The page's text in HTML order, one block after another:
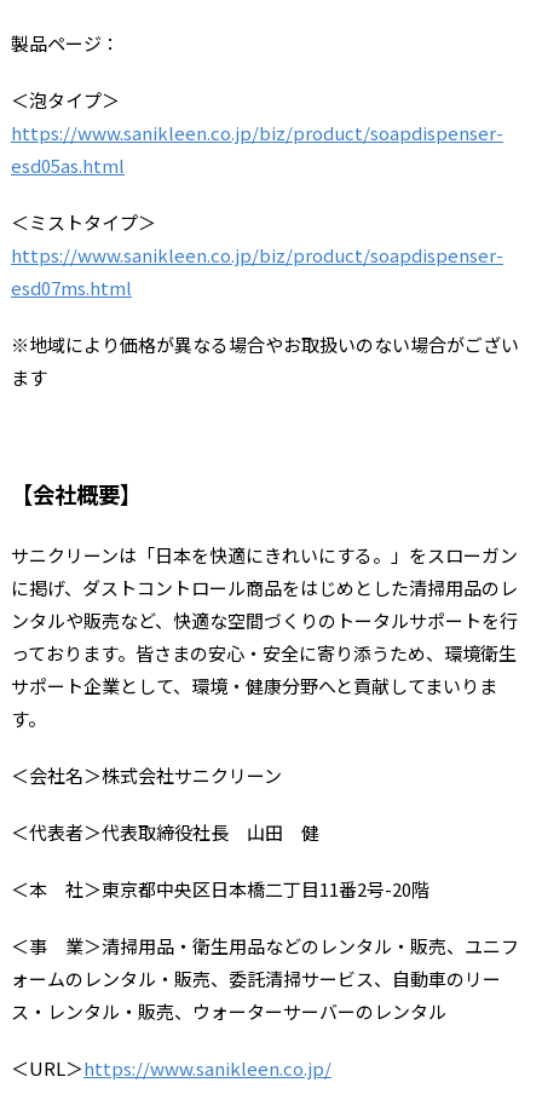
製品ページ：
＜泡タイプ＞
https://www.sanikleen.co.jp/biz/product/soapdispenser-
esd05as.html
＜ミストタイプ＞
https://www.sanikleen.co.jp/biz/product/soapdispenser-
esd07ms.html
※地域により価格が異なる場合やお取扱いのない場合がござい
ます
【会社概要】
サニクリーンは「日本を快適にきれいにする。」をスローガン
に掲げ、ダストコントロール商品をはじめとした清掃用品のレ
ンタルや販売など、快適な空間づくりのトータルサポートを行
っております。皆さまの安心・安全に寄り添うため、環境衛生
サポート企業として、環境・健康分野へと貢献してまいりま
す。
＜会社名＞株式会社サニクリーン
＜代表者＞代表取締役社長 山田 健
＜本 社＞東京都中央区日本橋二丁目11番2号-20階
＜事 業＞清掃用品・衛生用品などのレンタル・販売、ユニフ
ォームのレンタル・販売、委託清掃サービス、自動車のリー
ス・レンタル・販売、ウォーターサーバーのレンタル
＜URL＞https://www.sanikleen.co.jp/